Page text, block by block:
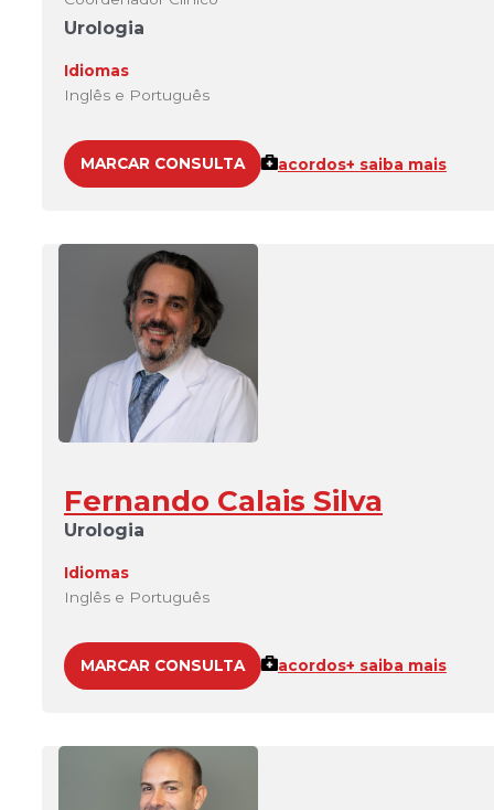
Urologia
Idiomas
Inglês e Português
MARCAR CONSULTA acordos+ saiba mais
Fernando Calais Silva
Urologia
Idiomas
Inglês e Português
MARCAR CONSULTA acordos+ saiba mais